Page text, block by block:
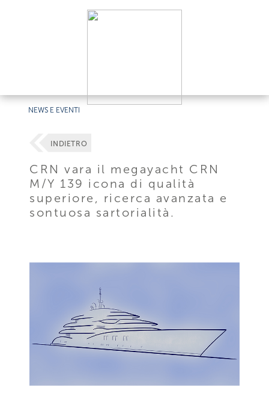
NEWS E EVENTI
INDIETRO
CRN vara il megayacht CRN
M/Y 139 icona di qualità
superiore, ricerca avanzata e
sontuosa sartorialità.